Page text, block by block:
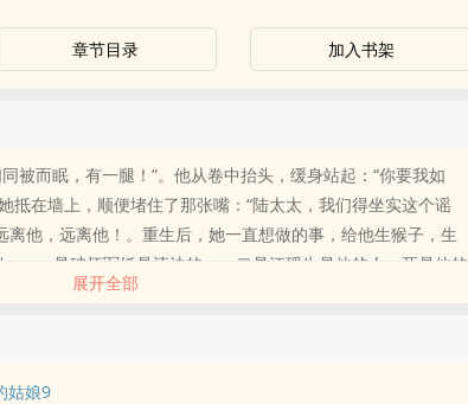
章节目录 加入书架
被而眠，有一腿！”。他从卷中抬头，缓身站起：“你要我如
抵在墙上，顺便堵住了那张嘴：“陆太太，我们得坐实这个谣
离他，远离他！。重生后，她一直想做的事，给他生猴子，生
。一是破坏军婚是违法的。。二是江瑶生是他的人，死是他的
展开全部
姑娘9